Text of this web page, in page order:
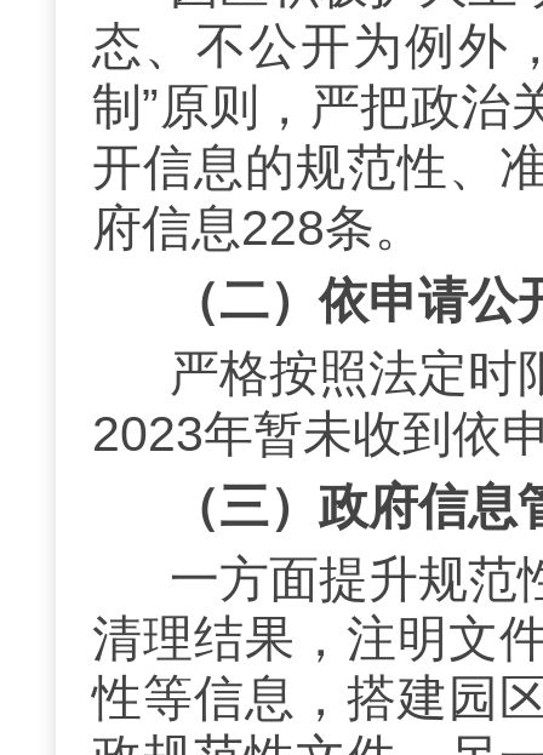
态、不公开为例外
制”原则，严把政治
开信息的规范性、
府信息228条。
（二）依申请公
严格按照法定时
2023年暂未收到依
（三）政府信息
一方面提升规范
清理结果，注明文
性等信息，搭建园